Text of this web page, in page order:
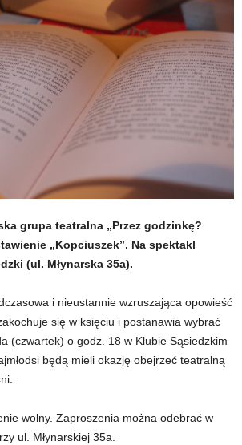
grupa teatralna „Przez godzinkę?
„Kopciuszek”. Na spektakl
(ul. Młynarska 35a).
i nieustannie wzruszająca opowieść
się w księciu i postanawia wybrać
(czwartek) o godz. 18 w Klubie Sąsiedzkim
będą mieli okazję obejrzeć teatralną
wolny. Zaproszenia można odebrać w
ul. Młynarskiej 35a.